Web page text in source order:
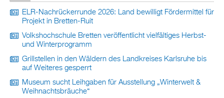
ELR-Nachrückerrunde 2026: Land bewilligt Fördermittel für
Projekt in Bretten-Ruit
Volkshochschule Bretten veröffentlicht vielfältiges Herbst-
und Winterprogramm
Grillstellen in den Wäldern des Landkreises Karlsruhe bis
auf Weiteres gesperrt
Museum sucht Leihgaben für Ausstellung „Winterwelt &
Weihnachtsbräuche“